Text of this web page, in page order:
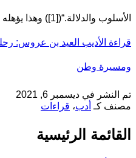
الأسلوب والدلالة.“([1]) وهذا يؤهله إلى إقامة مسافة بينه…
قراءة الأديب العيد بن عروس:
ومسيرة وطن
تم النشر في ديسمبر 6, 2021
مصنف كـ أدب، قراءات
القائمة الرئيسية